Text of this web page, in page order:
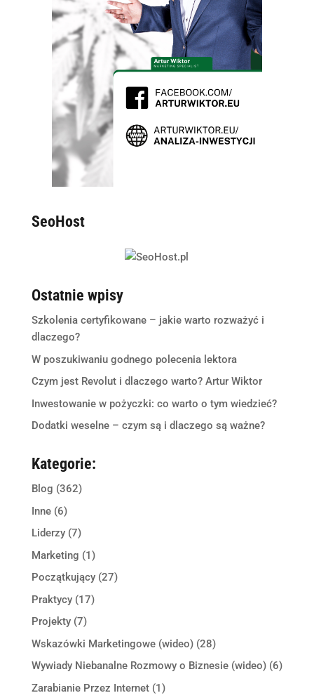
SeoHost
Ostatnie wpisy
Szkolenia certyfikowane – jakie warto rozważyć i
dlaczego?
W poszukiwaniu godnego polecenia lektora
Czym jest Revolut i dlaczego warto? Artur Wiktor
Inwestowanie w pożyczki: co warto o tym wiedzieć?
Dodatki weselne – czym są i dlaczego są ważne?
Kategorie:
Blog (362)
Inne(6)
Liderzy(7)
Marketing (1)
Początkujący(27)
Praktycy(17)
Projekty(7)
Wskazówki Marketingowe (wideo)(28)
Wywiady Niebanalne Rozmowy o Biznesie (wideo)(6)
Zarabianie Przez Internet(1)